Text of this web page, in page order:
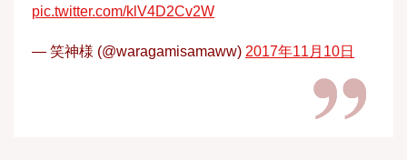
pic.twitter.com/klV4D2Cv2W
— 笑神様 (@waragamisamaww) 2017年11月10日